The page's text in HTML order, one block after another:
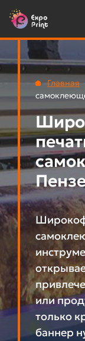
Главная
или
только
баннер